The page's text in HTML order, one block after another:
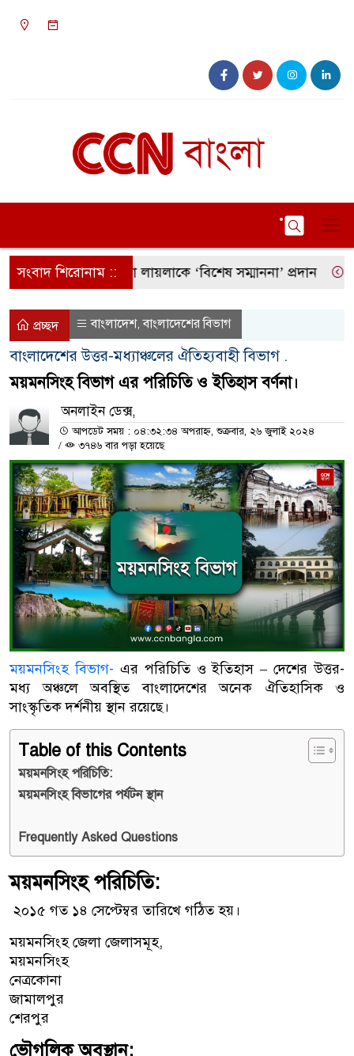
সংবাদ শিরোনাম ::
উজ্জ্বল নক্ষত্র রুনা লায়লাকে ‘বিশেষ সম্মাননা’ প্রদান
প্রচ্ছদ বাংলাদেশ,বাংলাদেশের বিভাগ
বাংলাদেশের উত্তর-মধ্যাঞ্চলের ঐতিহ্যবাহী বিভাগ .
ময়মনসিংহ বিভাগ এর পরিচিতি ও ইতিহাস বর্ণনা।
অনলাইন ডেক্স,
আপডেট সময় : ০৪:৩২:৩৪ অপরাহ্ন, শুক্রবার, ২৬ জুলাই ২০২৪
/
৩৭৪৬ বার পড়া হয়েছে
ময়মনসিংহ বিভাগ- এর পরিচিতি ও ইতিহাস – দেশের উত্তর-
মধ্য অঞ্চলে অবস্থিত বাংলাদেশের অনেক ঐতিহাসিক ও
সাংস্কৃতিক দর্শনীয় স্থান রয়েছে।
Table of this Contents
ময়মনসিংহ পরিচিতি:
ময়মনসিংহ বিভাগের পর্যটন স্থান
Frequently Asked Questions
ময়মনসিংহ পরিচিতি:
২০১৫ গত ১৪ সেপ্টেম্বর তারিখে গঠিত হয়।
ময়মনসিংহ জেলা জেলাসমূহ,
ময়মনসিংহ
নেত্রকোনা
জামালপুর
শেরপুর
ভৌগলিক অবস্থান: